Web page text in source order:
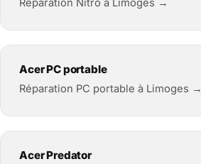
Réparation Nitro à Limoges →
Acer PC portable
Réparation PC portable à Limoges →
Acer Predator